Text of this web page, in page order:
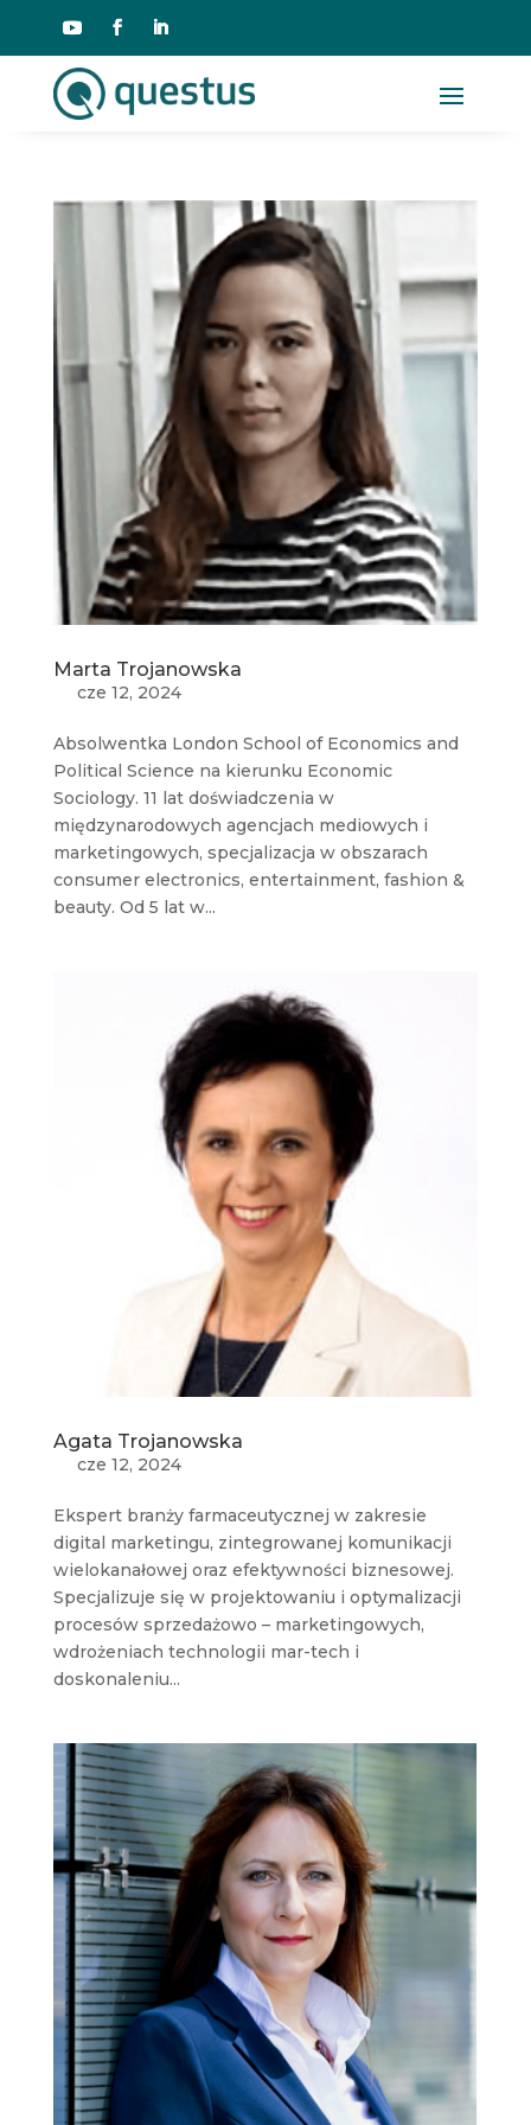
Marta Trojanowska
cze 12, 2024
Absolwentka London School of Economics and
Political Science na kierunku Economic
Sociology. 11 lat doświadczenia w
międzynarodowych agencjach mediowych i
marketingowych, specjalizacja w obszarach
consumer electronics, entertainment, fashion &
beauty. Od 5 lat w...
Agata Trojanowska
cze 12, 2024
Ekspert branży farmaceutycznej w zakresie
digital marketingu, zintegrowanej komunikacji
wielokanałowej oraz efektywności biznesowej.
Specjalizuje się w projektowaniu i optymalizacji
procesów sprzedażowo – marketingowych,
wdrożeniach technologii mar-tech i
doskonaleniu...